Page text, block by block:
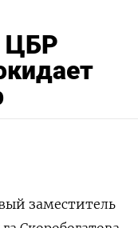
ЦБР
заместитель